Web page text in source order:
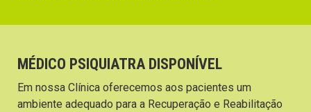
MÉDICO PSIQUIATRA DISPONÍVEL
Em nossa Clínica oferecemos aos pacientes um
ambiente adequado para a Recuperação e Reabilitação